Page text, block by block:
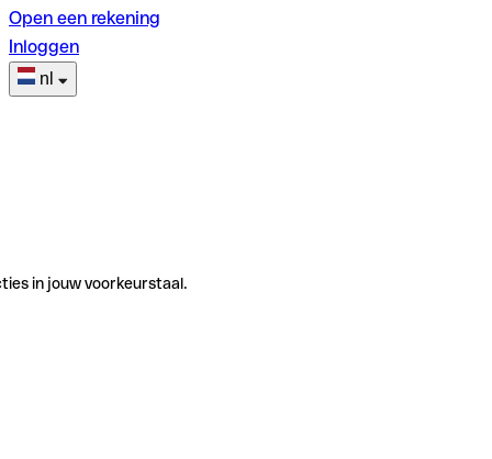
Open een rekening
Inloggen
nl
in jouw voorkeurstaal.